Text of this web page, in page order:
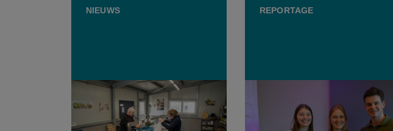
NIEUWS
Wervel lanceert ‘Mei
Supermarktvrij’
REPORTAGE
bierkoekjes: VILT bezoekt de